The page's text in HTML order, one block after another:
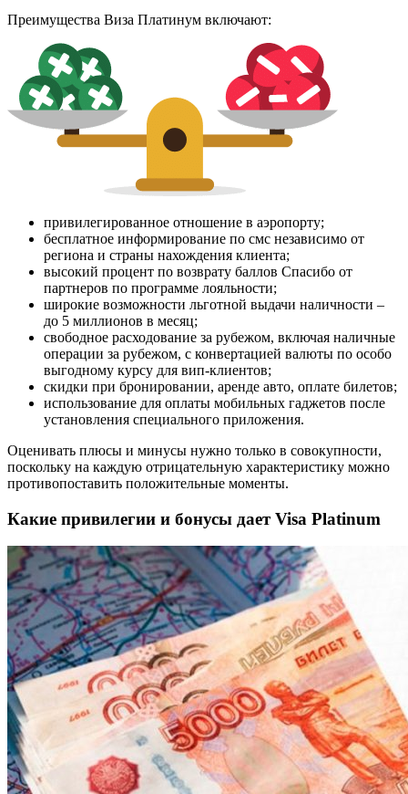
Преимущества Виза Платинум включают:
привилегированное отношение в аэропорту;
бесплатное информирование по смс независимо от
региона и страны нахождения клиента;
высокий процент по возврату баллов Спасибо от
партнеров по программе лояльности;
широкие возможности льготной выдачи наличности –
до 5 миллионов в месяц;
свободное расходование за рубежом, включая наличные
операции за рубежом, с конвертацией валюты по особо
выгодному курсу для вип-клиентов;
скидки при бронировании, аренде авто, оплате билетов;
использование для оплаты мобильных гаджетов после
установления специального приложения.
Оценивать плюсы и минусы нужно только в совокупности,
поскольку на каждую отрицательную характеристику можно
противопоставить положительные моменты.
Какие привилегии и бонусы дает Visa Platinum